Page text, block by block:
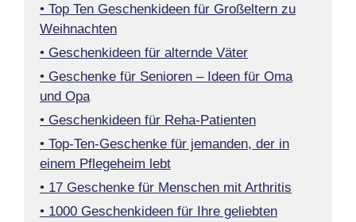
• Top Ten Geschenkideen für Großeltern zu
Weihnachten
• Geschenkideen für alternde Väter
• Geschenke für Senioren – Ideen für Oma
und Opa
• Geschenkideen für Reha-Patienten
• Top-Ten-Geschenke für jemanden, der in
einem Pflegeheim lebt
• 17 Geschenke für Menschen mit Arthritis
• 1000 Geschenkideen für Ihre geliebten